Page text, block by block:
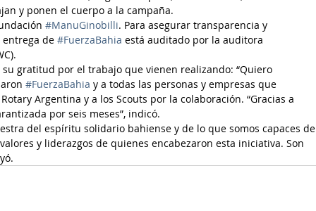
y ponen el cuerpo a la campaña.
#ManuGinobilli. Para asegurar transparencia y
de #FuerzaBahia está auditado por la auditora
gratitud por el trabajo que vienen realizando: “Quiero
#FuerzaBahia y a todas las personas y empresas que
Argentina y a los Scouts por la colaboración. “Gracias a
por seis meses”, indicó.
del espíritu solidario bahiense y de lo que somos capaces de
y liderazgos de quienes encabezaron esta iniciativa. Son